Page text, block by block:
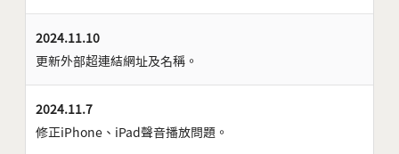
2024.11.10
更新外部超連結網址及名稱。
2024.11.7
修正iPhone、iPad聲音播放問題。